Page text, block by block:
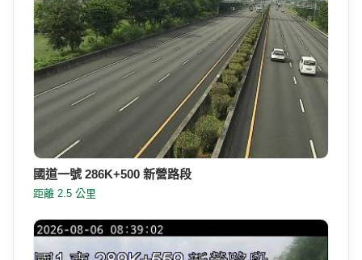
國道一號 286K+500 新營路段
距離 2.5 公里